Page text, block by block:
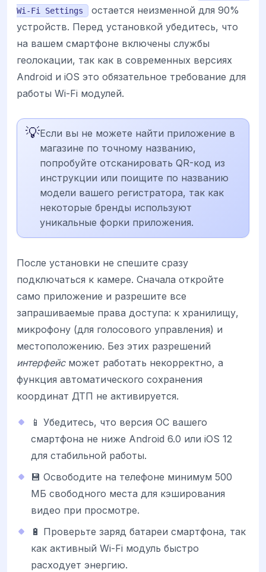
Wi-Fi Settings
остается неизменной для 90%
устройств. Перед установкой убедитесь, что
на вашем смартфоне включены службы
геолокации, так как в современных версиях
Android и iOS это обязательное требование для
работы Wi-Fi модулей.
💡Если вы не можете найти приложение в
магазине по точному названию,
попробуйте отсканировать QR-код из
инструкции или поищите по названию
модели вашего регистратора, так как
некоторые бренды используют
уникальные форки приложения.
После установки не спешите сразу
подключаться к камере. Сначала откройте
само приложение и разрешите все
запрашиваемые права доступа: к хранилищу,
микрофону (для голосового управления) и
местоположению. Без этих разрешений
интерфейсможет работать некорректно, а
функция автоматического сохранения
координат ДТП не активируется.
📱 Убедитесь, что версия ОС вашего
смартфона не ниже Android 6.0 или iOS 12
для стабильной работы.
💾 Освободите на телефоне минимум 500
МБ свободного места для кэширования
видео при просмотре.
🔋 Проверьте заряд батареи смартфона, так
как активный Wi-Fi модуль быстро
расходует энергию.